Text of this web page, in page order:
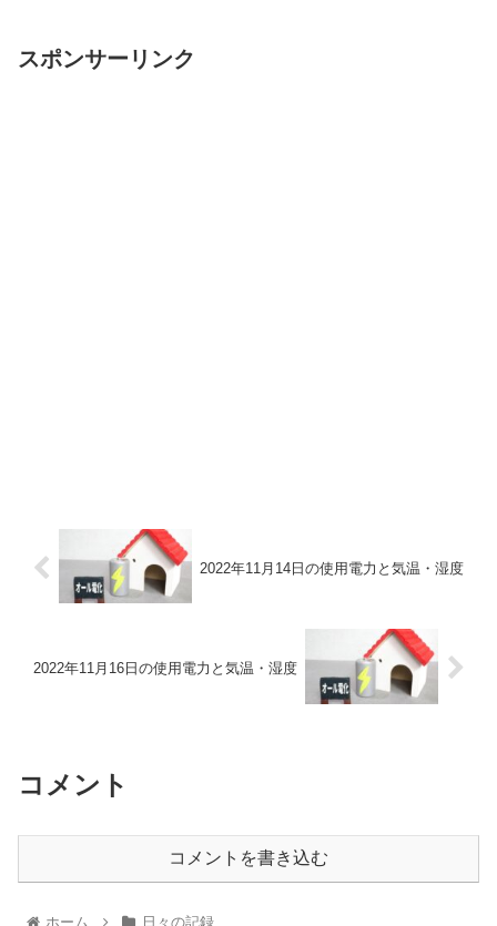
スポンサーリンク
2022年11月14日の使用電力と気温・湿度
2022年11月16日の使用電力と気温・湿度
コメント
コメントを書き込む
ホーム 日々の記録